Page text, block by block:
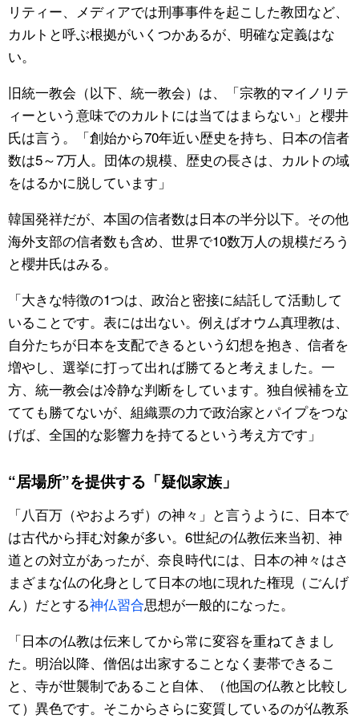
リティー、メディアでは刑事事件を起こした教団など、
カルトと呼ぶ根拠がいくつかあるが、明確な定義はな
い。
旧統一教会（以下、統一教会）は、「宗教的マイノリテ
ィーという意味でのカルトには当てはまらない」と櫻井
氏は言う。「創始から70年近い歴史を持ち、日本の信者
数は5～7万人。団体の規模、歴史の長さは、カルトの域
をはるかに脱しています」
韓国発祥だが、本国の信者数は日本の半分以下。その他
海外支部の信者数も含め、世界で10数万人の規模だろう
と櫻井氏はみる。
「大きな特徴の1つは、政治と密接に結託して活動して
いることです。表には出ない。例えばオウム真理教は、
自分たちが日本を支配できるという幻想を抱き、信者を
増やし、選挙に打って出れば勝てると考えました。一
方、統一教会は冷静な判断をしています。独自候補を立
てても勝てないが、組織票の力で政治家とパイプをつな
げば、全国的な影響力を持てるという考え方です」
“居場所”を提供する「疑似家族」
「八百万（やおよろず）の神々」と言うように、日本で
は古代から拝む対象が多い。6世紀の仏教伝来当初、神
道との対立があったが、奈良時代には、日本の神々はさ
まざまな仏の化身として日本の地に現れた権現（ごんげ
ん）だとする神仏習合思想が一般的になった。
「日本の仏教は伝来してから常に変容を重ねてきまし
た。明治以降、僧侶は出家することなく妻帯できるこ
と、寺が世襲制であること自体、（他国の仏教と比較し
て）異色です。そこからさらに変質しているのが仏教系